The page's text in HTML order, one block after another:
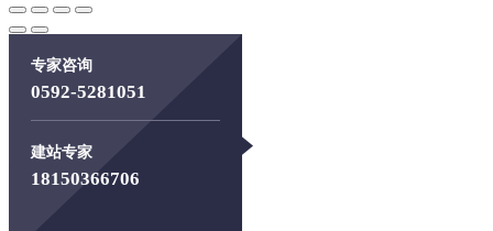
专家咨询
0592-5281051
建站专家
18150366706